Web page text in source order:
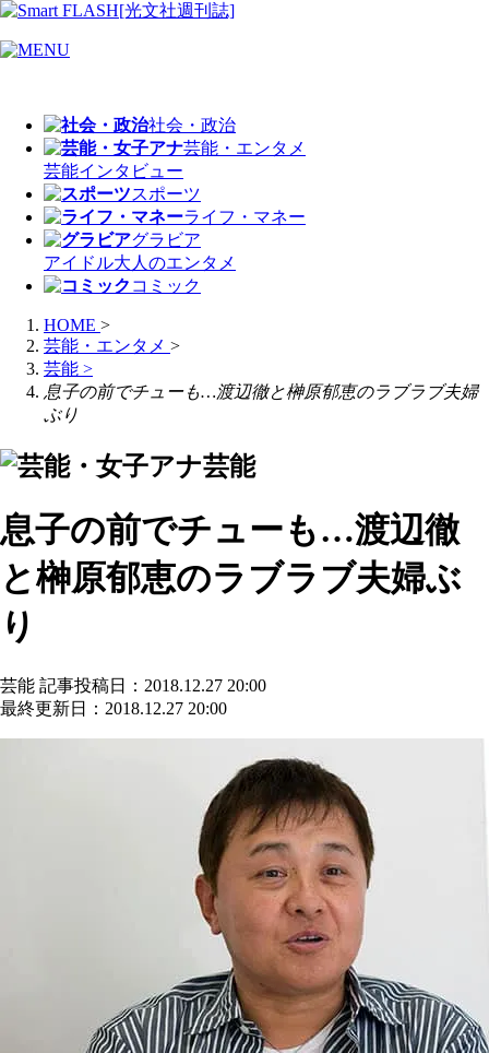
社会・政治
芸能・エンタメ
芸能インタビュー
スポーツ
ライフ・マネー
グラビア
アイドル大人のエンタメ
コミック
HOME >
芸能・エンタメ >
芸能 >
息子の前でチューも…渡辺徹と榊原郁恵のラブラブ夫婦
ぶり
芸能
息子の前でチューも…渡辺徹
と榊原郁恵のラブラブ夫婦ぶ
り
芸能 記事投稿日：2018.12.27 20:00
最終更新日：2018.12.27 20:00